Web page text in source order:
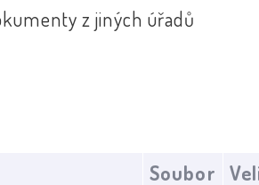
z jiných úřadů
Soubor